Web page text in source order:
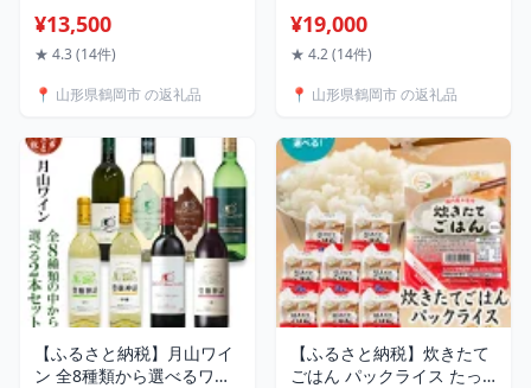
メロン (青肉) 約5kg (3〜5
玉) 【7月下旬～8月上旬】
夏 旬 フルーツ 夏ギフト お
高い 特産品 名産品 贈答 新
鮮 産地直送 農園直送 送料
無料
¥13,500
★ 4.3 (14件)
📍 山形県鶴岡市 の返礼品
山形県 鶴岡市 返礼品 無洗
米 白米 ブランド米 お取り
支援 ご当地 お米 おこめ 特
10キロ
¥19,000
★ 4.2 (14件)
📍 山形県鶴岡市 の返礼品
【ふるさと納税】月山ワイ
ン 全8種類から選べるワイ
【ふるさと納税】炊きたて
ごはん パックライス たっ